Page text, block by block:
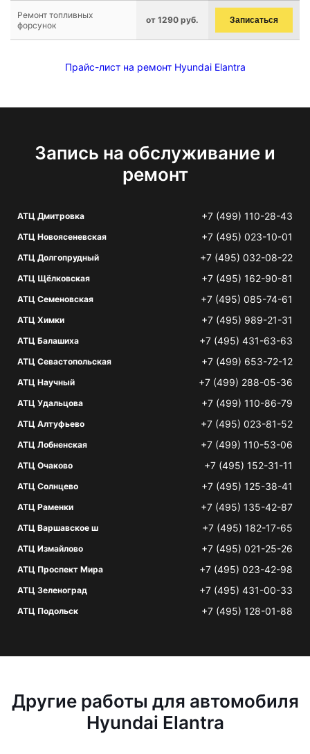
Ремонт топливных
форсунок
от 1290 руб. Записаться
Прайс-лист на ремонт Hyundai Elantra
Запись на обслуживание и
ремонт
АТЦ Дмитровка +7 (499) 110-28-43
АТЦ Новоясеневская +7 (495) 023-10-01
АТЦ Долгопрудный +7 (495) 032-08-22
АТЦ Щёлковская +7 (495) 162-90-81
АТЦ Семеновская +7 (495) 085-74-61
АТЦ Химки +7 (495) 989-21-31
АТЦ Балашиха +7 (495) 431-63-63
АТЦ Севастопольская +7 (499) 653-72-12
АТЦ Научный +7 (499) 288-05-36
АТЦ Удальцова +7 (499) 110-86-79
АТЦ Алтуфьево +7 (495) 023-81-52
АТЦ Лобненская +7 (499) 110-53-06
АТЦ Очаково +7 (495) 152-31-11
АТЦ Солнцево +7 (495) 125-38-41
АТЦ Раменки +7 (495) 135-42-87
АТЦ Варшавское ш +7 (495) 182-17-65
АТЦ Измайлово +7 (495) 021-25-26
АТЦ Проспект Мира +7 (495) 023-42-98
АТЦ Зеленоград +7 (495) 431-00-33
АТЦ Подольск +7 (495) 128-01-88
Другие работы для автомобиля
Hyundai Elantra